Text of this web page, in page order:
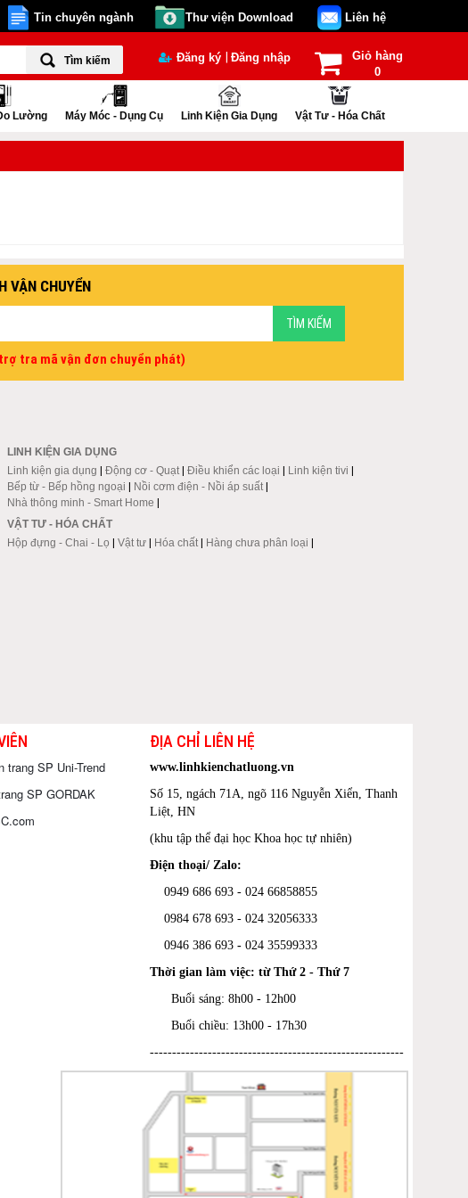
Tin chuyên ngành Thư viện Download Liên hệ
Tìm kiếm Đăng ký |Đăng nhập
Giỏ hàng
0
Lường Máy Móc - Dụng Cụ Linh Kiện Gia Dụng Vật Tư - Hóa Chất
VẬN CHUYỂN
tra mã vận đơn chuyển phát)
LINH KIỆN GIA DỤNG
Linh kiện gia dụng |Động cơ - Quạt |Điều khiển các loại | Linh kiện tivi |
Bếp từ - Bếp hồng ngoại | Nồi cơm điện - Nồi áp suất |
Nhà thông minh - Smart Home |
VẬT TƯ - HÓA CHẤT
Hộp đựng - Chai - Lọ |Vật tư | Hóa chất | Hàng chưa phân loại |
trang SP Uni-Trend
SP GORDAK
ĐỊA CHỈ LIÊN HỆ
www.linhkienchatluong.vn
Số 15, ngách 71A, ngõ 116 Nguyễn Xiển, Thanh
Liệt, HN
(khu tập thể đại học Khoa học tự nhiên)
Điện thoại/ Zalo:
0949 686 693 - 024 66858855
0984 678 693 - 024 32056333
0946 386 693 - 024 35599333
Thời gian làm việc: từ Thứ 2 - Thứ 7
Buổi sáng: 8h00 - 12h00
Buổi chiều: 13h00 - 17h30
---------------------------------------------------------